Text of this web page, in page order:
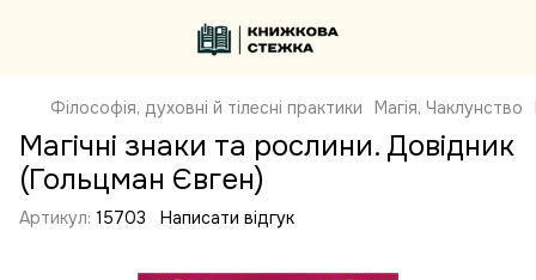
Філософія, духовні й тілесні практики Магія, Чаклунство
Магічні знаки та рослини. Довідник
(Гольцман Євген)
Артикул: 15703 Написати відгук